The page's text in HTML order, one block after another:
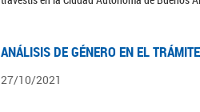
ANÁLISIS DE GÉNERO EN EL
27/10/2021